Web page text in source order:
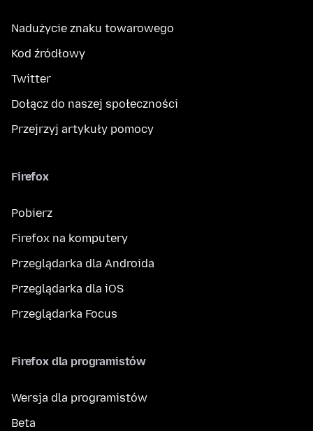
Nadużycie znaku towarowego
Kod źródłowy
Twitter
Dołącz do naszej społeczności
Przejrzyj artykuły pomocy
Firefox
Pobierz
Firefox na komputery
Przeglądarka dla Androida
Przeglądarka dla iOS
Przeglądarka Focus
Firefox dla programistów
Wersja dla programistów
Beta